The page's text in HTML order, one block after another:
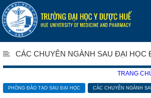
CÁC CHUYÊN NGÀNH SAU ĐẠI HỌC
TRANG
PHÒNG ĐÀO TẠO SAU ĐẠI HỌC CÁC CHUYÊN NGÀNH